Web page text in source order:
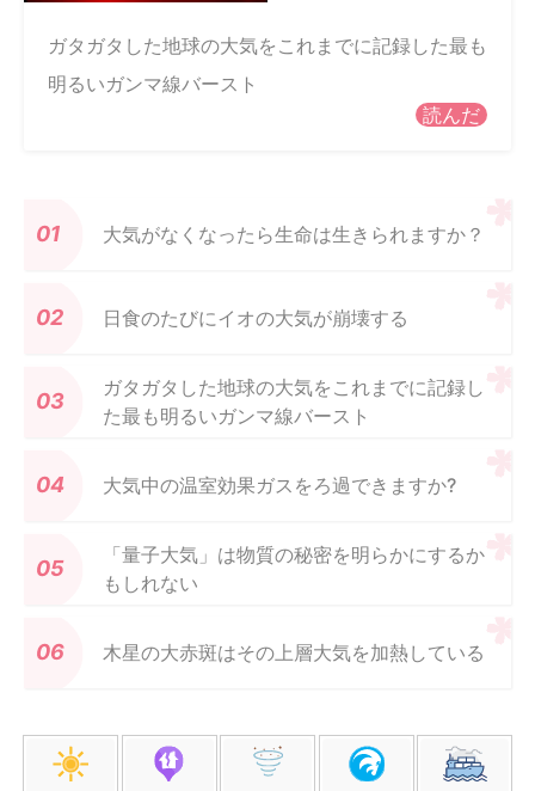
ガタガタした地球の大気をこれまでに記録した最も
明るいガンマ線バースト
読んだ
大気がなくなったら生命は生きられますか？
日食のたびにイオの大気が崩壊する
ガタガタした地球の大気をこれまでに記録し
た最も明るいガンマ線バースト
大気中の温室効果ガスをろ過できますか?
「量子大気」は物質の秘密を明らかにするか
もしれない
木星の大赤斑はその上層大気を加熱している